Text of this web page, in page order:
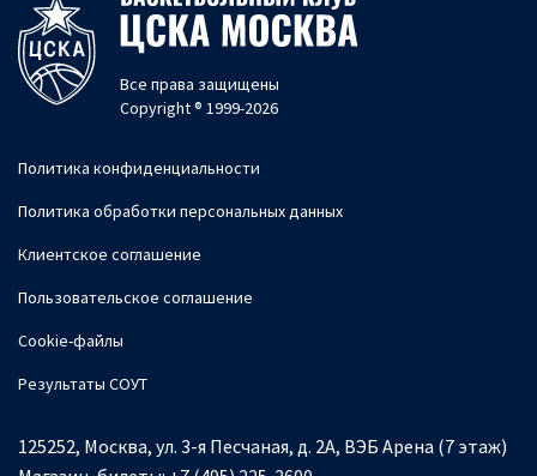
Все права защищены
Copyright ® 1999-2026
Политика конфиденциальности
Политика обработки персональных данных
Клиентское соглашение
Пользовательское соглашение
Cookie-файлы
Результаты СОУТ
125252, Москва, ул. 3-я Песчаная, д. 2А, ВЭБ Арена (7 этаж)